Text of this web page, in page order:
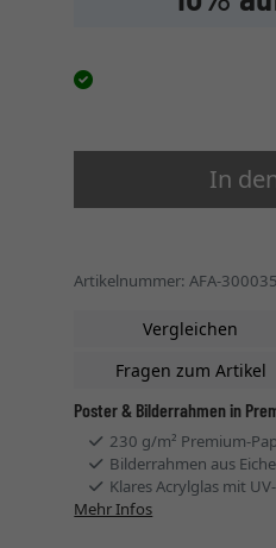
In
Artikelnummer: AFA-
Vergleichen
Fragen zum Artikel
Poster & Bilderrahmen in
230 g/m² Premium-
Bilderrahmen aus
Klares Acrylglas mit
Mehr Infos